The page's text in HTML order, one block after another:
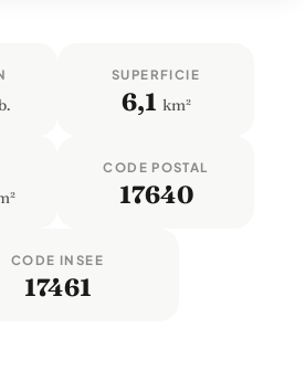
SUPERFICIE
6,1 km²
CODE POSTAL
17640
CODE INSEE
17461